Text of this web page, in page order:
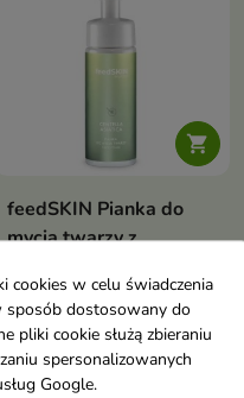

feedSKIN Pianka do
mycia twarzy z
150 ml
Pianka do mycia twarzy z
wąkrotą azjatycką to delikatna, a
jednocześnie skuteczna pianka
oczyszczająca, która usuwa
7,93 £
cookies w celu świadczenia
sposób dostosowany do
pliki cookie służą zbieraniu
spersonalizowanych
Google.